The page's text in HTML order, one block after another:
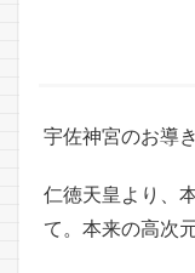
宇佐神宮のお導
仁徳天皇より、
て。本来の高次